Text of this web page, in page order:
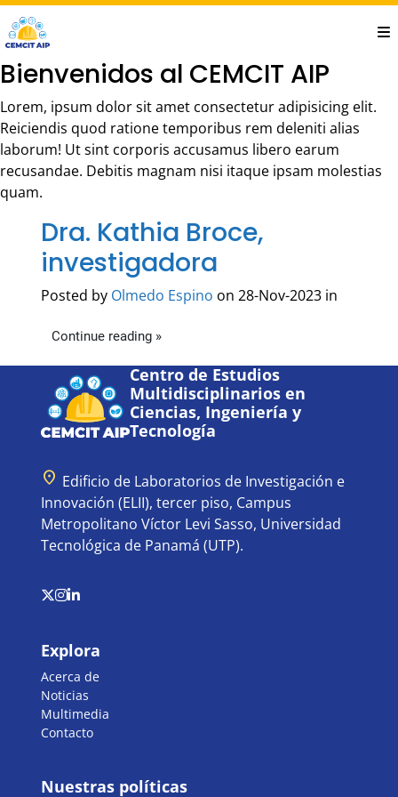
Saltar
al
contenido
principal
Bienvenidos al CEMCIT AIP
Lorem, ipsum dolor sit amet consectetur adipisicing elit.
Reiciendis quod ratione temporibus rem deleniti alias
laborum! Ut sint corporis accusamus libero earum
recusandae. Debitis magnam nisi itaque ipsam molestias
quam.
Dra. Kathia Broce,
investigadora
Posted by Olmedo Espino on 28-Nov-2023 in
Continue reading »
Centro de Estudios
Multidisciplinarios en
Ciencias, Ingeniería y
Tecnología
location_on Edificio de Laboratorios de Investigación e
Innovación (ELII), tercer piso, Campus
Metropolitano Víctor Levi Sasso, Universidad
Tecnológica de Panamá (UTP).
Explora
Acerca de
Noticias
Multimedia
Contacto
Nuestras políticas